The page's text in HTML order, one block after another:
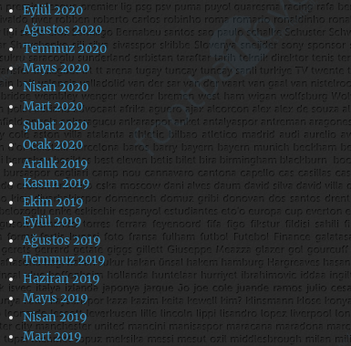
Eylül 2020
Ağustos 2020
Temmuz 2020
Mayıs 2020
Nisan 2020
Mart 2020
Şubat 2020
Ocak 2020
Aralık 2019
Kasım 2019
Ekim 2019
Eylül 2019
Ağustos 2019
Temmuz 2019
Haziran 2019
Mayıs 2019
Nisan 2019
Mart 2019